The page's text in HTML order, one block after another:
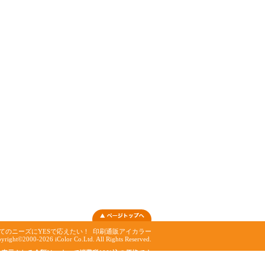
のニーズにYESで応えたい！ 印刷通販アイカラー
2026 iColor Co.Ltd. All Rights Reserved.
表示される金額は、すべて消費税10%込の価格です